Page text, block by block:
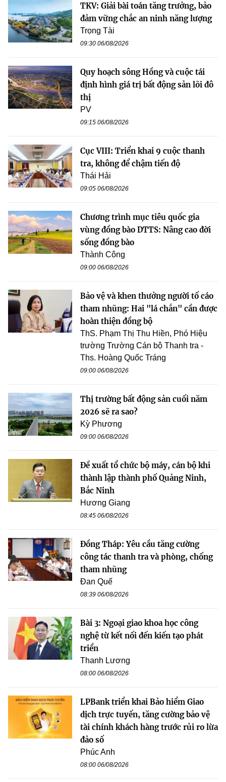
TKV: Giải bài toán tăng trưởng, bảo
đảm vững chắc an ninh năng lượng
Trọng Tài
09:30 06/08/2026
Quy hoạch sông Hồng và cuộc tái
định hình giá trị bất động sản lõi đô
thị
PV
09:15 06/08/2026
Cục VIII: Triển khai 9 cuộc thanh
tra, không để chậm tiến độ
Thái Hải
09:05 06/08/2026
Chương trình mục tiêu quốc gia
vùng đồng bào DTTS: Nâng cao đời
sống đồng bào
Thành Công
09:00 06/08/2026
Bảo vệ và khen thưởng người tố cáo
tham nhũng: Hai "lá chắn" cần được
hoàn thiện đồng bộ
ThS. Phạm Thị Thu Hiền, Phó Hiệu
trường Trường Cán bộ Thanh tra -
Ths. Hoàng Quốc Tráng
09:00 06/08/2026
Thị trường bất động sản cuối năm
2026 sẽ ra sao?
Kỳ Phương
09:00 06/08/2026
Đề xuất tổ chức bộ máy, cán bộ khi
thành lập thành phố Quảng Ninh,
Bắc Ninh
Hương Giang
08:45 06/08/2026
Đồng Tháp: Yêu cầu tăng cường
công tác thanh tra và phòng, chống
tham nhũng
Đan Quế
08:39 06/08/2026
Bài 3: Ngoại giao khoa học công
nghệ từ kết nối đến kiến tạo phát
triển
Thanh Lương
08:00 06/08/2026
LPBank triển khai Bảo hiểm Giao
dịch trực tuyến, tăng cường bảo vệ
tài chính khách hàng trước rủi ro lừa
đảo số
Phúc Anh
08:00 06/08/2026